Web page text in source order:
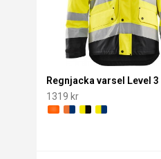
Regnjacka varsel Level 3
1319 kr